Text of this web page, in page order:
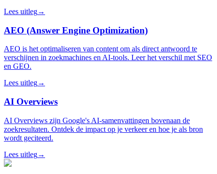
Lees uitleg→
AEO (Answer Engine Optimization)
AEO is het optimaliseren van content om als direct antwoord te
verschijnen in zoekmachines en AI-tools. Leer het verschil met SEO
en GEO.
Lees uitleg→
AI Overviews
AI Overviews zijn Google's AI-samenvattingen bovenaan de
zoekresultaten. Ontdek de impact op je verkeer en hoe je als bron
wordt geciteerd.
Lees uitleg→